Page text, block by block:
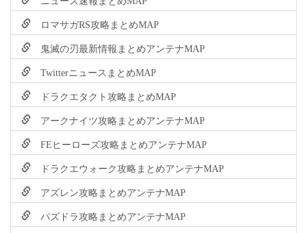
ロマサガRS攻略まとめMAP
鬼滅の刃最新情報まとめアンテナMAP
TwitterニュースまとめMAP
ドラクエタクト攻略まとめMAP
アークナイツ攻略まとめアンテナMAP
FEヒーローズ攻略まとめアンテナMAP
ドラクエウォーク攻略まとめアンテナMAP
アズレン攻略まとめアンテナMAP
パズドラ攻略まとめアンテナMAP